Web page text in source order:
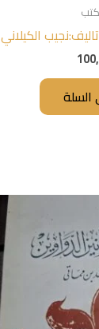
الكيلاني
السلة